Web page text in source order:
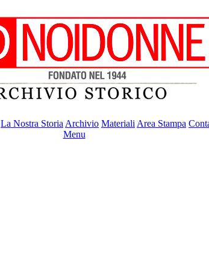
La Nostra Storia Archivio Materiali Area Stampa
Menu